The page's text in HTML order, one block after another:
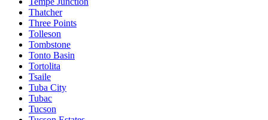
Thatcher
Three Points
Tolleson
Tombstone
Tonto Basin
Tortolita
Tsaile
Tuba City
Tubac
Tucson